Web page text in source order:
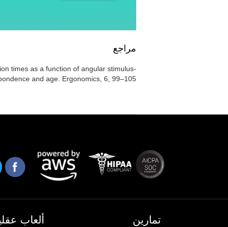
مراجع
times as a function of angular stimulus-
and age. Ergonomics, 6, 99–105.
ألعاب تمارين